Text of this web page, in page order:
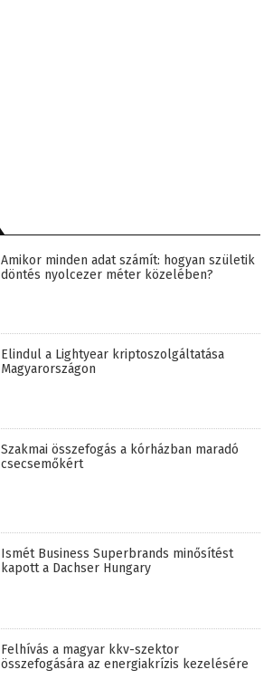
Amikor minden adat számít: hogyan születik
döntés nyolcezer méter közelében?
Elindul a Lightyear kriptoszolgáltatása
Magyarországon
Szakmai összefogás a kórházban maradó
csecsemőkért
Ismét Business Superbrands minősítést
kapott a Dachser Hungary
Felhívás a magyar kkv-szektor
összefogására az energiakrízis kezelésére